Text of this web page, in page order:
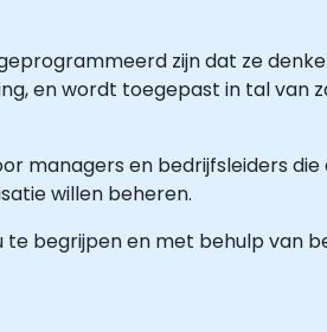
zijn dat ze
en wordt toegepast in tal van
managers en bedrijfsleiders die
willen beheren.
te begrijpen en met behulp van